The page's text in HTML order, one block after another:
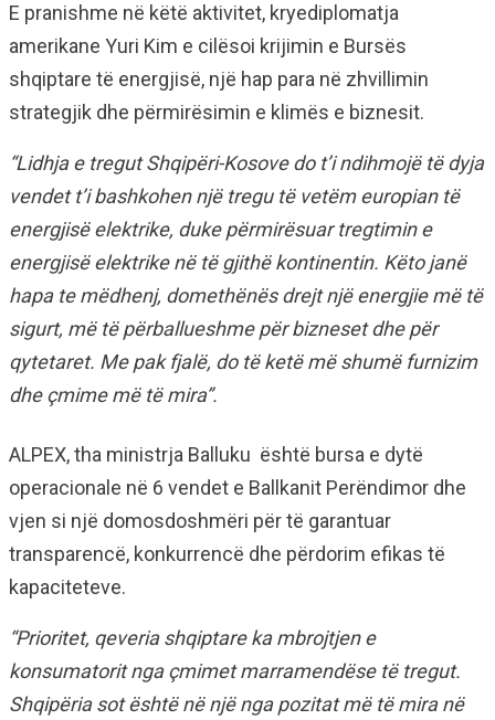
E pranishme në këtë aktivitet, kryediplomatja
amerikane Yuri Kim e cilësoi krijimin e Bursës
shqiptare të energjisë, një hap para në zhvillimin
strategjik dhe përmirësimin e klimës e biznesit.
“Lidhja e tregut Shqipëri-Kosove do t’i ndihmojë të dyja
vendet t’i bashkohen një tregu të vetëm europian të
energjisë elektrike, duke përmirësuar tregtimin e
energjisë elektrike në të gjithë kontinentin. Këto janë
hapa te mëdhenj, domethënës drejt një energjie më të
sigurt, më të përballueshme për bizneset dhe për
qytetaret. Me pak fjalë, do të ketë më shumë furnizim
dhe çmime më të mira”.
ALPEX, tha ministrja Balluku është bursa e dytë
operacionale në 6 vendet e Ballkanit Perëndimor dhe
vjen si një domosdoshmëri për të garantuar
transparencë, konkurrencë dhe përdorim efikas të
kapaciteteve.
“Prioritet, qeveria shqiptare ka mbrojtjen e
konsumatorit nga çmimet marramendëse të tregut.
Shqipëria sot është në një nga pozitat më të mira në